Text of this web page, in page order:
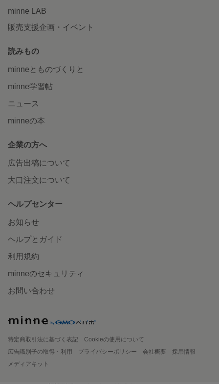
minne LAB
販売支援企画・イベント
読みもの
minneとものづくりと
minne学習帖
ニュース
minneの本
企業の方へ
広告出稿について
大口注文について
ヘルプセンター
お知らせ
ヘルプとガイド
利用規約
minneのセキュリティ
お問い合わせ
特定商取引法に基づく表記
Cookieの使用について
広告識別子の取得・利用
プライバシーポリシー 会社概要
採用情報
メディアキット